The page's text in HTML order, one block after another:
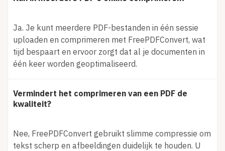
Ja. Je kunt meerdere PDF-bestanden in één sessie
uploaden en comprimeren met FreePDFConvert, wat
tijd bespaart en ervoor zorgt dat al je documenten in
één keer worden geoptimaliseerd.
Vermindert het comprimeren van een PDF de
kwaliteit?
Nee, FreePDFConvert gebruikt slimme compressie om
tekst scherp en afbeeldingen duidelijk te houden. U